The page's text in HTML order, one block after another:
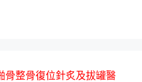
骨整骨復位針炙及拔罐醫